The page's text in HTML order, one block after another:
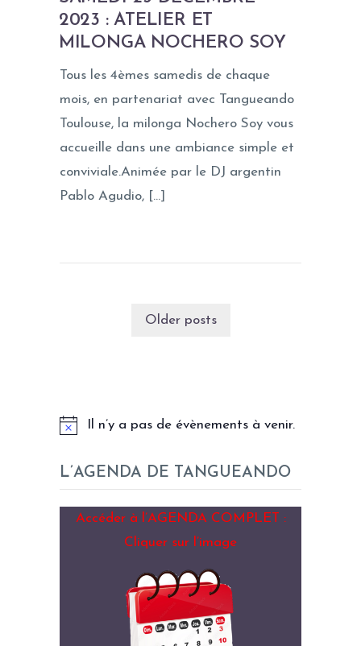
2023 : ATELIER ET
MILONGA NOCHERO SOY
Tous les 4èmes samedis de chaque
mois, en partenariat avec Tangueando
Toulouse, la milonga Nochero Soy vous
accueille dans une ambiance simple et
conviviale.Animée par le DJ argentin
Pablo Agudio, […]
Older posts
Il n’y a pas de évènements à venir.
L’AGENDA DE TANGUEANDO
Accéder à l’AGENDA COMPLET :
Cliquer sur l’image